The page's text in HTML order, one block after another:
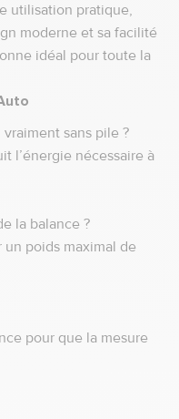
utilisation pratique,
moderne et sa facilité
idéal pour toute la
sans pile ?
l’énergie nécessaire à
la balance ?
poids maximal de
pour que la mesure